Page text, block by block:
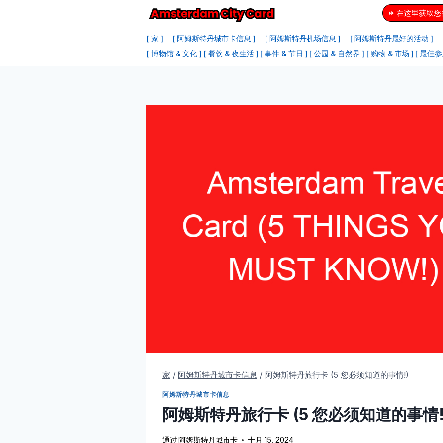
⏩ 在这里获取
[ 家 ] [ 阿姆斯特丹城市卡信息 ] [ 阿姆斯特丹机场信息 ] [ 阿姆斯特丹最好的活动 ]
[ 博物馆 & 文化 ] [ 餐饮 & 夜生活 ] [ 事件 & 节日 ] [ 公园 & 自然界 ] [ 购物 & 市场 ] [ 最佳
家 / 阿姆斯特丹城市卡信息 / 阿姆斯特丹旅行卡 (5 您必须知道的事情!)
阿姆斯特丹城市卡信息
阿姆斯特丹旅行卡 (5 您必须知道的事
通过 阿姆斯特丹城市卡 十月 15, 2024